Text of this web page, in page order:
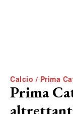
Calcio / Prima
Prima